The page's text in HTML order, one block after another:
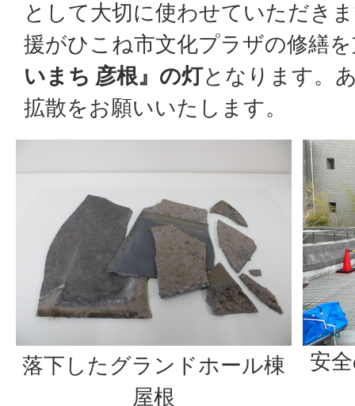
として大切に使わせていただき
援がひこね市文化プラザの修繕
いまち 彦根』の灯となります。
拡散をお願いいたします。
落下したグランドホール棟
屋根
安